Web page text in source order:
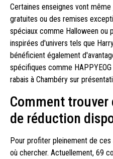
Certaines enseignes vont
gratuites ou des remises
spéciaux comme Halloween ou
inspirées d'univers tels que
bénéficient également
spécifiques comme
rabais à Chambéry sur
Comment
de réduction
Pour profiter pleinement de
où chercher. Actuellement, 69